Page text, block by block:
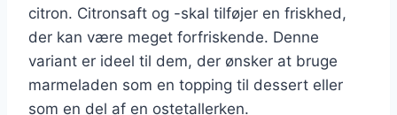
citron. Citronsaft og -skal tilføjer en friskhed,
der kan være meget forfriskende. Denne
variant er ideel til dem, der ønsker at bruge
marmeladen som en topping til dessert eller
som en del af en ostetallerken.